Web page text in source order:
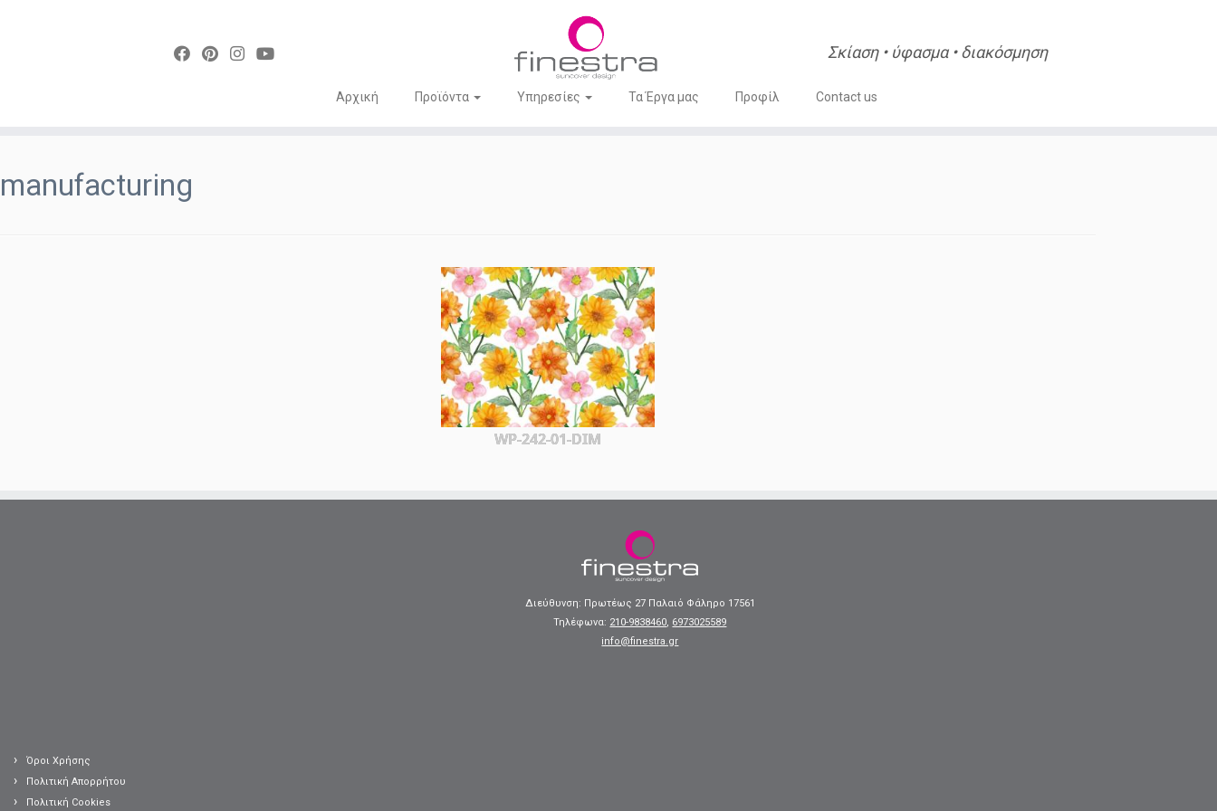
content
Σκίαση • ύφασμα • διακόσμηση
Αρχική Προϊόντα Υπηρεσίες Τα Έργα μας Προφίλ Contact us
manufacturing
WP-242-01-DIM
Όροι Χρήσης
Πολιτική Απορρήτου
Πολιτική Cookies
Διεύθυνση: Πρωτέως 27 Παλαιό Φάληρο 17561
Τηλέφωνα: 210-9838460, 6973025589
info@finestra.gr